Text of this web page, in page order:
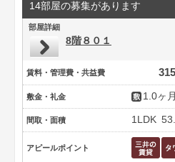
14部屋の募集があります
部屋詳細
8階８０１
賃料・管理費・共益費
敷金・礼金 1.0ヶ月
間取・面積 1LDK
アピールポイント